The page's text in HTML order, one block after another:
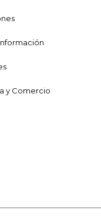
y Comercio